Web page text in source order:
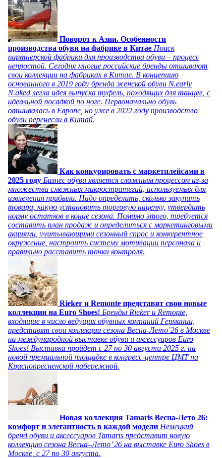
Поворот к Азии. Особенности
производства обуви на фабрике в Китае Поиск
партнерской фабрики для производства обуви – процесс
непростой. Сегодня многие российские бренды отшивают
свои коллекции на фабриках в Китае. В концепцию
основанного в 2019 году бренда женской обуви N.early
N.aked легла идея выпуска туфель, походящих для танцев, с
идеальной посадкой по ноге. Первоначально обувь
отшивалась в Европе, но уже в 2022 году производство
обуви перенесли в Китай.
Как конкурировать с маркетплейсами в
2025 году Бизнес обуви является сложным процессом из-за
множества смежных микростратегий, используемых для
извлечения прибыли. Надо определить, сколько закупить
товара, какую установить торговую наценку, утвердить
норму остатков в конце сезона. Помимо этого, требуется
составить план продаж и определиться с маркетинговыми
акциями, учитывающими сезонный спрос и конкурентное
окружение, настроить систему мотивации персонала и
правильно расставить точки контроля.
Rieker и Remonte представят свои новые
коллекции на Euro Shoes! Бренды Rieker и Remonte,
входящие в число ведущих обувных компаний Германии,
представят свои коллекции сезона Весна-Лето’26 в Москве
на международной выставке обуви и аксессуаров Euro
Shoes! Выставка пройдет c 27 по 30 августа 2025 г. на
новой премиальной площадке в конгресс-центре ЦМТ на
Краснопресненской набережной.
Новая коллекция Tamaris Весна-Лето 26:
комфорт и элегантность в каждой модели Немецкий
бренд обуви и аксессуаров Tamaris представит новую
коллекцию сезона Весна–Лето’ 26 на выставке Euro Shoes в
Москве, с 27 по 30 августа.